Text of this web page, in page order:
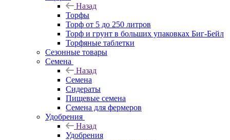
Назад
Торфы
Торф от 5 до 250 литров
Торф и грунт в больших упаковках Биг-Бейл
Торфяные таблетки
Сезонные товары
Семена
Назад
Семена
Сидераты
Пищевые семена
Семена для фермеров
Удобрения
Назад
Удобрения